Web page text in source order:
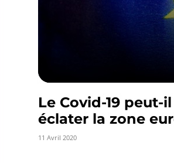
Le Covid-19 peut-
éclater la zone
11 Avril 2020